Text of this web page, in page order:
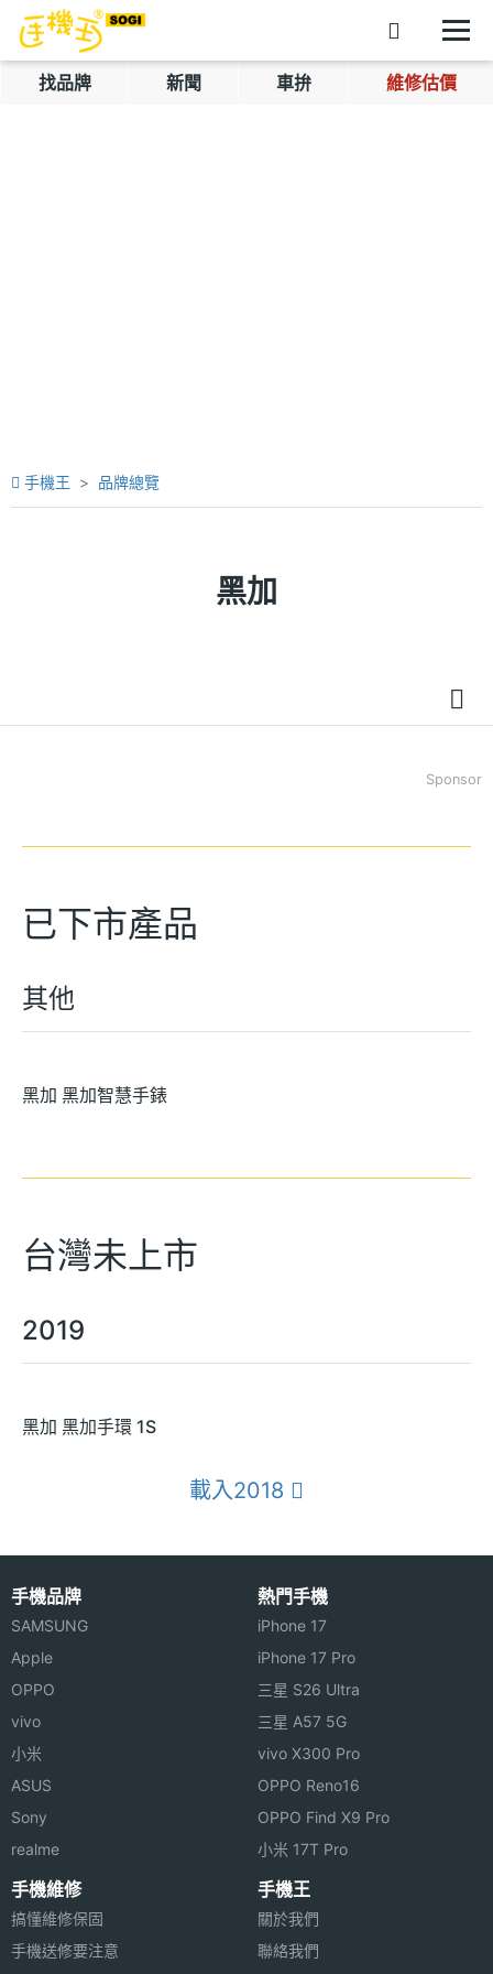
找品牌 新聞 車拚 維修估價
手機王 品牌總覽
黑加
Sponsor
已下市產品
其他
黑加 黑加智慧手錶
台灣未上市
2019
黑加 黑加手環 1S
載入2018
手機品牌
SAMSUNG
Apple
OPPO
vivo
小米
ASUS
Sony
realme
熱門手機
iPhone 17
iPhone 17 Pro
三星 S26 Ultra
三星 A57 5G
vivo X300 Pro
OPPO Reno16
OPPO Find X9 Pro
小米 17T Pro
手機維修
搞懂維修保固
手機送修要注意
手機王
關於我們
聯絡我們